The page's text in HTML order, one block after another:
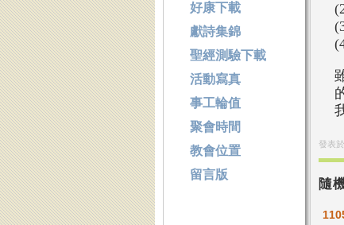
發表於
隨
好康下載
獻詩集錦
聖經測驗下載
活動寫真
事工輪值
聚會時間
教會位置
留言版